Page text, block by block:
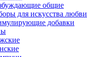
общие
для искусства любви
добавки